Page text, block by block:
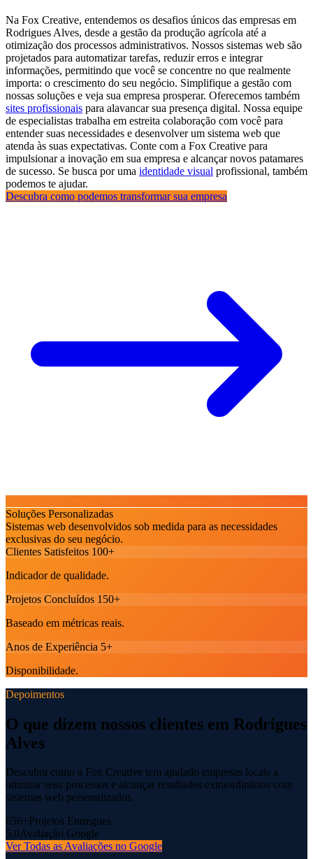
Na Fox Creative, entendemos os desafios únicos das empresas em
Rodrigues Alves, desde a gestão da produção agrícola até a
otimização dos processos administrativos. Nossos sistemas web são
projetados para automatizar tarefas, reduzir erros e integrar
informações, permitindo que você se concentre no que realmente
importa: o crescimento do seu negócio. Simplifique a gestão com
nossas soluções e veja sua empresa prosperar. Oferecemos também
sites profissionais para alavancar sua presença digital. Nossa equipe
de especialistas trabalha em estreita colaboração com você para
entender suas necessidades e desenvolver um sistema web que
atenda às suas expectativas. Conte com a Fox Creative para
impulsionar a inovação em sua empresa e alcançar novos patamares
de sucesso. Se busca por uma identidade visual profissional, também
podemos te ajudar.
Descubra como podemos transformar sua empresa
Soluções Personalizadas
Sistemas web desenvolvidos sob medida para as necessidades
exclusivas do seu negócio.
Clientes Satisfeitos 100+
Indicador de qualidade.
Projetos Concluídos 150+
Baseado em métricas reais.
Anos de Experiência 5+
Disponibilidade.
Depoimentos
O que dizem nossos clientes em Rodrigues
Alves
Descubra como a Fox Creative tem ajudado empresas locais a
otimizar seus processos e alcançar resultados extraordinários com
sistemas web personalizados.
656+Projetos Entregues
5.0Avaliação Google
Ver Todas as Avaliações no Google